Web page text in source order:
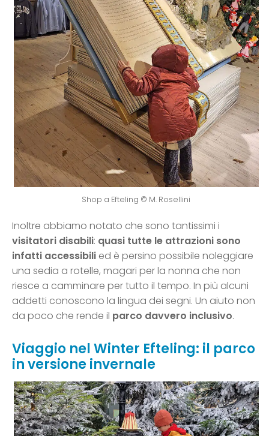
Shop a Efteling © M. Rosellini
Inoltre abbiamo notato che sono tantissimi i
visitatori disabili: quasi tutte le attrazioni sono
infatti accessibili ed è persino possibile noleggiare
una sedia a rotelle, magari per la nonna che non
riesce a camminare per tutto il tempo. In più alcuni
addetti conoscono la lingua dei segni. Un aiuto non
da poco che rende il parco davvero inclusivo.
Viaggio nel Winter Efteling: il parco
in versione invernale